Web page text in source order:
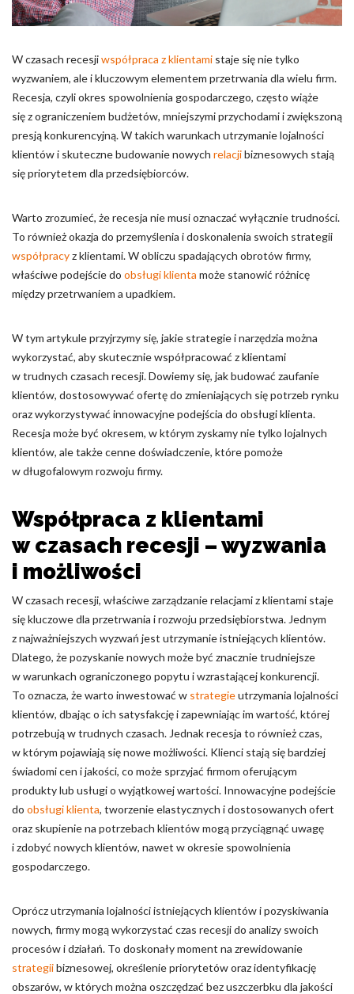
W czasach recesjiwspółpraca z klientami staje się nie tylko
wyzwaniem, ale i kluczowym elementem przetrwania dla wielu firm.
Recesja, czyli okres spowolnienia gospodarczego, często wiąże
się z ograniczeniem budżetów, mniejszymi przychodami i zwiększoną
presją konkurencyjną. W takich warunkach utrzymanie lojalności
klientów i skuteczne budowanie nowych relacjibiznesowych stają
się priorytetem dla przedsiębiorców.
Warto zrozumieć, że recesja nie musi oznaczać wyłącznie trudności.
To również okazja do przemyślenia i doskonalenia swoich strategii
współpracyz klientami. W obliczu spadających obrotów firmy,
właściwe podejście do obsługi klienta może stanowić różnicę
między przetrwaniem a upadkiem.
W tym artykule przyjrzymy się, jakie strategie i narzędzia można
wykorzystać, aby skutecznie współpracować z klientami
w trudnych czasach recesji. Dowiemy się, jak budować zaufanie
klientów, dostosowywać ofertę do zmieniających się potrzeb rynku
oraz wykorzystywać innowacyjne podejścia do obsługi klienta.
Recesja może być okresem, w którym zyskamy nie tylko lojalnych
klientów, ale także cenne doświadczenie, które pomoże
w długofalowym rozwoju firmy.
Współpraca z klientami
w czasach recesji – wyzwania
i możliwości
W czasach recesji, właściwe zarządzanie relacjami z klientami staje
się kluczowe dla przetrwania i rozwoju przedsiębiorstwa. Jednym
z najważniejszych wyzwań jest utrzymanie istniejących klientów.
Dlatego, że pozyskanie nowych może być znacznie trudniejsze
w warunkach ograniczonego popytu i wzrastającej konkurencji.
To oznacza, że warto inwestować w strategieutrzymania lojalności
klientów, dbając o ich satysfakcję i zapewniając im wartość, której
potrzebują w trudnych czasach. Jednak recesja to również czas,
w którym pojawiają się nowe możliwości. Klienci stają się bardziej
świadomi cen i jakości, co może sprzyjać firmom oferującym
produkty lub usługi o wyjątkowej wartości. Innowacyjne podejście
do obsługi klienta, tworzenie elastycznych i dostosowanych ofert
oraz skupienie na potrzebach klientów mogą przyciągnąć uwagę
i zdobyć nowych klientów, nawet w okresie spowolnienia
gospodarczego.
Oprócz utrzymania lojalności istniejących klientów i pozyskiwania
nowych, firmy mogą wykorzystać czas recesji do analizy swoich
procesów i działań. To doskonały moment na zrewidowanie
strategiibiznesowej, określenie priorytetów oraz identyfikację
obszarów, w których można oszczędzać bez uszczerbku dla jakości
zapamiętanie informacji, które zmieniają wygląd lub
Statystyka
Statystyczne pliki cookie pomagają właścicielem stron
internetowych zrozumieć, w jaki sposób różni użytkownicy
zachowują się na stronie, gromadząc i zgłaszając anonimowe
informacje.
Marketing
Marketingowe pliki cookie stosowane są w celu śledzenia
użytkowników na stronach internetowych. Celem jest
wyświetlanie reklam, które są istotne i interesujące dla
poszczególnych użytkowników i tym samym bardziej cenne dla
Nieklasyfikowane
Nieklasyfikowane pliki cookie, to pliki, które są w procesie
klasyfikowania, wraz z dostawcami poszczególnych ciasteczek.
Zapisz moje preferencje
Akceptuj wszystko